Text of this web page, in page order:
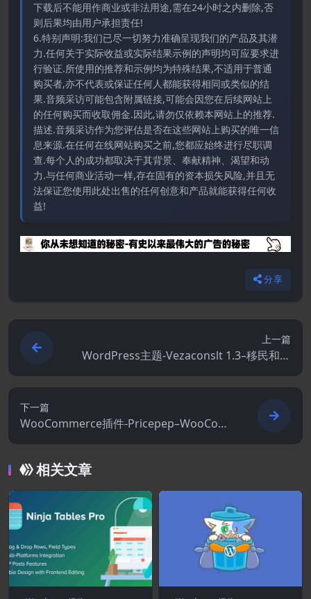
下载后不能用作商业或非法用途,需在24小时之内删除,否
则后果均由用户承担责任!
6.特别声明:我们已尽一切努力准确呈现我们的产品及其潜
力.任何关于实际收益或实际结果示例的声明均可应要求进
行验证.所使用的推荐和示例均为特殊结果,不适用于普通
购买者,亦不代表或保证任何人都能获得相同或类似的结
果.音频采访可能包含附属链接,可能会因您在后续网站上
的任何购买而收取佣金.因此,请勿仅依赖本网站上的推荐.
描述.音频采访作为您评估是否在这些网站上购买的唯一信
息来源.在任何在线网站购买之前,您都应始终进行尽职调
查.每个人的成功都取决于其背景、奉献精神、渴望和动
力.与任何商业活动一样,存在固有的资本损失风险,并且无
法保证您使用此处出售的任何创意和产品就能获得任何收
益!
分享
上一篇
WordPress主题-Vezaconslt 1.3–移民和签
证咨询WordPress主题
下一篇
WooCommerce插件-Pricepep–WooCom
merce Dynamic Pricing.Discounts&Fees
相关文章